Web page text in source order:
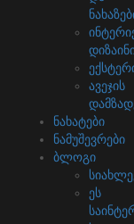
ავეჯის
ნახატები
ნამუშევრები
ბლოგი
ეს